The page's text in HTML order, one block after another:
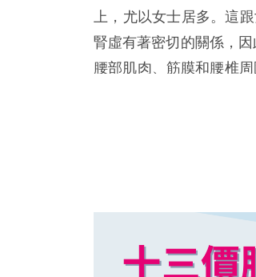
上，尤以女士居多。這
腎虛有著密切的關係，
腰部肌肉、筋膜和腰椎